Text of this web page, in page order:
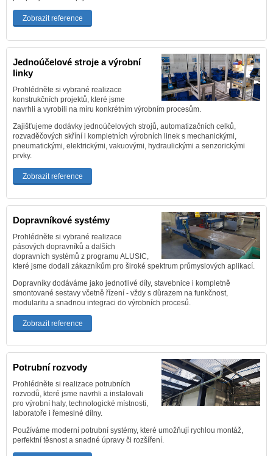
Zobrazit reference
Jednoúčelové stroje a výrobní
linky
Prohlédněte si vybrané realizace
konstrukčních projektů, které jsme
navrhli a vyrobili na míru konkrétním výrobním procesům.
Zajišťujeme dodávky jednoúčelových strojů, automatizačních celků,
rozvaděčových skříní i kompletních výrobních linek s mechanickými,
pneumatickými, elektrickými, vakuovými, hydraulickými a senzorickými
prvky.
Zobrazit reference
Dopravníkové systémy
Prohlédněte si vybrané realizace
pásových dopravníků a dalších
dopravních systémů z programu ALUSIC,
které jsme dodali zákazníkům pro široké spektrum průmyslových aplikací.
Dopravníky dodáváme jako jednotlivé díly, stavebnice i kompletně
smontované sestavy včetně řízení - vždy s důrazem na funkčnost,
modularitu a snadnou integraci do výrobních procesů.
Zobrazit reference
Potrubní rozvody
Prohlédněte si realizace potrubních
rozvodů, které jsme navrhli a instalovali
pro výrobní haly, technologické místnosti,
laboratoře i řemeslné dílny.
Používáme moderní potrubní systémy, které umožňují rychlou montáž,
perfektní těsnost a snadné úpravy či rozšíření.